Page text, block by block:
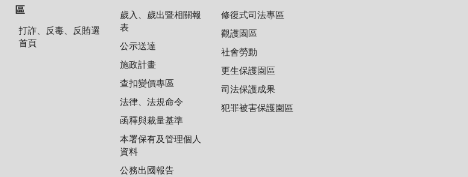
區
打詐、反毒、反賄選
首頁
歲入、歲出暨相關報
表
公示送達
施政計畫
查扣變價專區
法律、法規命令
函釋與裁量基準
本署保有及管理個人
資料
公務出國報告
修復式司法專區
觀護園區
社會勞動
更生保護園區
司法保護成果
犯罪被害保護園區